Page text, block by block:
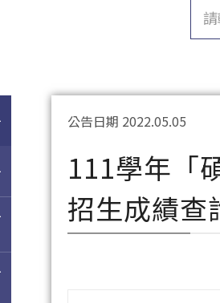
公告日期 2022.05.05
111學年「
招生成績查